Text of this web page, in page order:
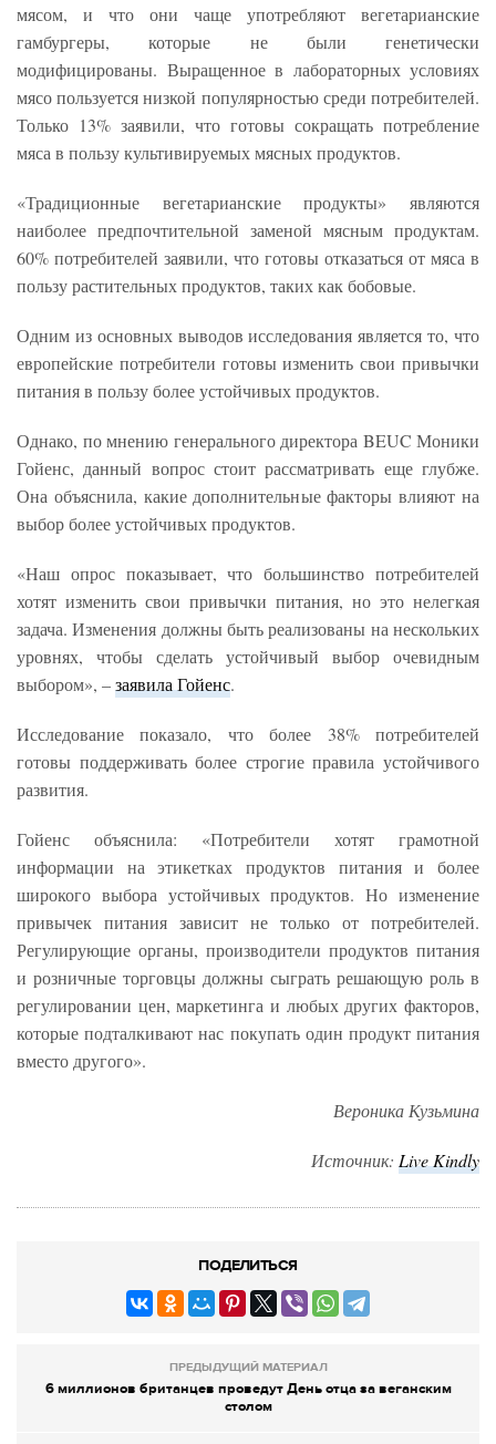
мясом, и что они чаще употребляют вегетарианские
гамбургеры, которые не были генетически
модифицированы. Выращенное в лабораторных условиях
мясо пользуется низкой популярностью среди потребителей.
Только 13% заявили, что готовы сокращать потребление
мяса в пользу культивируемых мясных продуктов.
«Традиционные вегетарианские продукты» являются
наиболее предпочтительной заменой мясным продуктам.
60% потребителей заявили, что готовы отказаться от мяса в
пользу растительных продуктов, таких как бобовые.
Одним из основных выводов исследования является то, что
европейские потребители готовы изменить свои привычки
питания в пользу более устойчивых продуктов.
Однако, по мнению генерального директора BEUC Моники
Гойенс, данный вопрос стоит рассматривать еще глубже.
Она объяснила, какие дополнительные факторы влияют на
выбор более устойчивых продуктов.
«Наш опрос показывает, что большинство потребителей
хотят изменить свои привычки питания, но это нелегкая
задача. Изменения должны быть реализованы на нескольких
уровнях, чтобы сделать устойчивый выбор очевидным
выбором», –заявила Гойенс.
Исследование показало, что более 38% потребителей
готовы поддерживать более строгие правила устойчивого
развития.
Гойенс объяснила: «Потребители хотят грамотной
информации на этикетках продуктов питания и более
широкого выбора устойчивых продуктов. Но изменение
привычек питания зависит не только от потребителей.
Регулирующие органы, производители продуктов питания
и розничные торговцы должны сыграть решающую роль в
регулировании цен, маркетинга и любых других факторов,
которые подталкивают нас покупать один продукт питания
вместо другого».
Вероника Кузьмина
Источник: Live Kindly
ПОДЕЛИТЬСЯ
ПРЕДЫДУЩИЙ МАТЕРИАЛ
6 миллионов британцев проведут День отца за веганским
столом